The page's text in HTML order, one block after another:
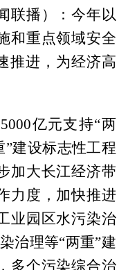
联播）：今年以
和重点领域安全
推进，为经济高
亿元支持“两
”建设标志性工程
加大长江经济带
力度，加快推进
业园区水污染治
治理等“两重”建
多个污染综合治